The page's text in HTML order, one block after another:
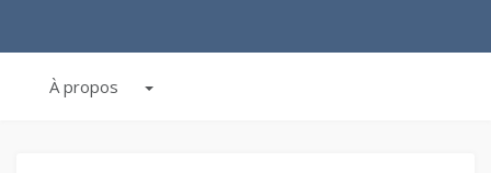
À propos